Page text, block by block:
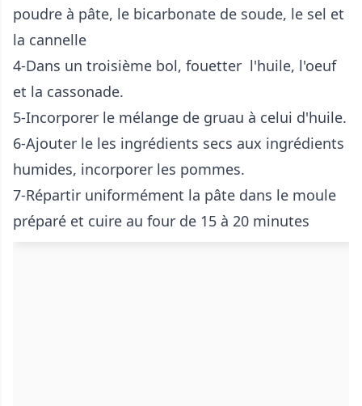
poudre à pâte, le bicarbonate de soude, le sel et
la cannelle
4-Dans un troisième bol, fouetter l'huile, l'oeuf
et la cassonade.
5-Incorporer le mélange de gruau à celui d'huile.
6-Ajouter le les ingrédients secs aux ingrédients
humides, incorporer les pommes.
7-Répartir uniformément la pâte dans le moule
préparé et cuire au four de 15 à 20 minutes